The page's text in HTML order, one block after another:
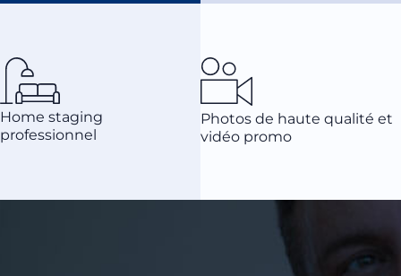
Home staging
professionnel
Photos de haute qualité et
vidéo promo